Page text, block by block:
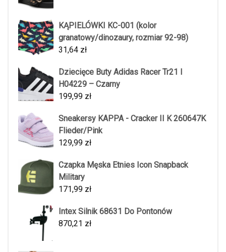
KĄPIELÓWKI KC-001 (kolor
granatowy/dinozaury, rozmiar 92-98)
31,64 zł
Dziecięce Buty Adidas Racer Tr21 I
H04229 – Czarny
199,99 zł
Sneakersy KAPPA - Cracker II K 260647K
Flieder/Pink
129,99 zł
Czapka Męska Etnies Icon Snapback
Military
171,99 zł
Intex Silnik 68631 Do Pontonów
870,21 zł